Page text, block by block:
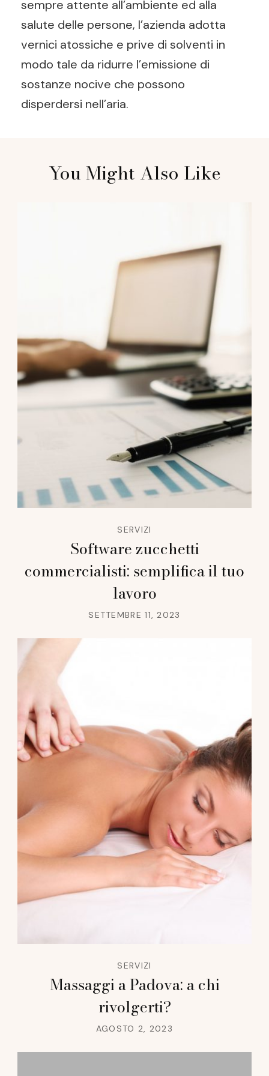
sempre attente all’ambiente ed alla
salute delle persone, l’azienda adotta
vernici atossiche e prive di solventi in
modo tale da ridurre l’emissione di
sostanze nocive che possono
disperdersi nell’aria.
Navigation
You Might Also Like
SERVIZI
Software zucchetti
commercialisti: semplifica il tuo
lavoro
SETTEMBRE 11, 2023
SERVIZI
Massaggi a Padova: a chi
rivolgerti?
AGOSTO 2, 2023